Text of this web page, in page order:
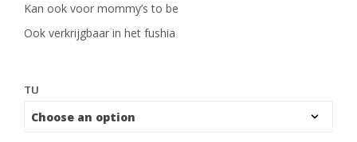
Kan ook voor mommy’s to be
Ook verkrijgbaar in het fushia
TU